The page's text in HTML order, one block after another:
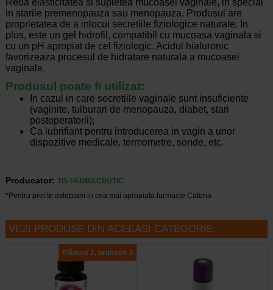
Reda elasticitatea si supletea mucoasei vaginale, in special
in starile premenopauza sau menopauza. Produsul are
proprietatea de a inlocui secretiile fiziologice naturale. In
plus, este un gel hidrofil, compatibil cu mucoasa vaginala si
cu un pH apropiat de cel fiziologic. Acidul hialuronic
favorizeaza procesul de hidratare naturala a mucoasei
vaginale.
Produsul poate fi utilizat:
In cazul in care secretiile vaginale sunt insuficiente
(vaginite, tulburari de menopauza, diabet, stari
postoperatorii);
Ca lubrifiant pentru introducerea in vagin a unor
dispozitive medicale, termometre, sonde, etc.
Producator: TIS FARMACEUTIC
*Pentru pret te asteptam in cea mai apropiata farmacie Catena
VEZI PRODUSE DIN ACEEASI CATEGORIE
Plătești 2, primești 3